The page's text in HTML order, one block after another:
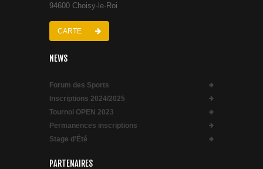
94600 Choisy-le-Roi
CARTE
NEWS
Forum des Sports
Inscriptions 2024/2025
Tournoi OPEN 2023
Permanences inscriptions
Stage d’Été
PARTENAIRES